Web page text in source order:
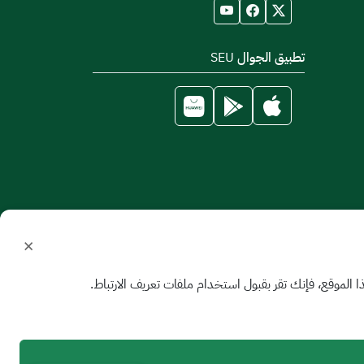
تطبيق الجوال SEU
×
فإنك تقر بقبول استخدام ملفات تعريف الارتباط.